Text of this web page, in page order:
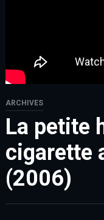
ARCHIVES
La petite
cigarette
(2006)